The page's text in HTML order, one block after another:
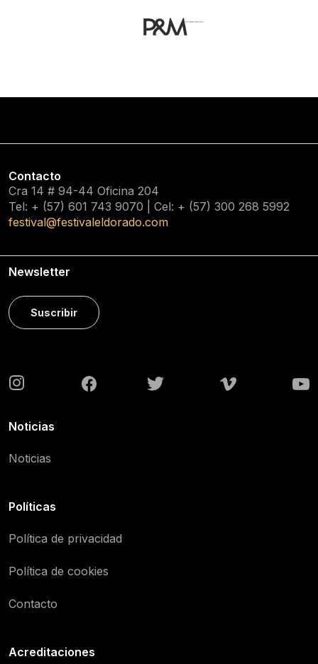
Contacto
Cra 14 # 94-44 Oficina 204
Tel: + (57) 601 743 9070 | Cel: + (57) 300 268 5992
festival@festivaleldorado.com
Newsletter
Suscribir
Noticias
Noticias
Políticas
Política de privacidad
Política de cookies
Contacto
Acreditaciones